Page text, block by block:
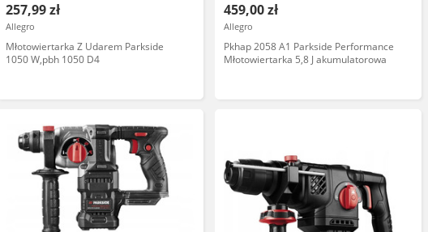
257,99 zł
Allegro
Młotowiertarka Z Udarem Parkside
1050 W,pbh 1050 D4
459,00 zł
Allegro
Pkhap 2058 A1 Parkside Performance
Młotowiertarka 5,8 J akumulatorowa